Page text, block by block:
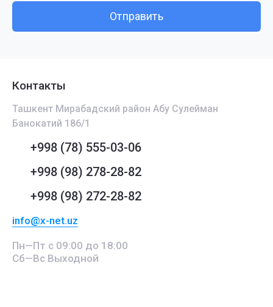
Отправить
Контакты
Ташкент Мирабадский район Абу Сулейман
Банокатий 186/1
+998 (78) 555-03-06
+998 (98) 278-28-82
+998 (98) 272-28-82
info@x-net.uz
Пн—Пт с 09:00 до 18:00
Сб—Вс Выходной